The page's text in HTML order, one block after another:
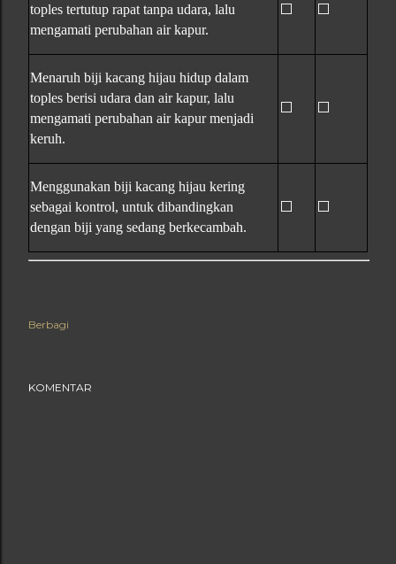
toples tertutup rapat tanpa udara, lalu
mengamati perubahan air kapur.
⬜ ⬜
Menaruh biji kacang hijau hidup dalam
toples berisi udara dan air kapur, lalu
mengamati perubahan air kapur menjadi
keruh.
⬜ ⬜
Menggunakan biji kacang hijau kering
sebagai kontrol, untuk dibandingkan
dengan biji yang sedang berkecambah.
⬜ ⬜
Berbagi
KOMENTAR